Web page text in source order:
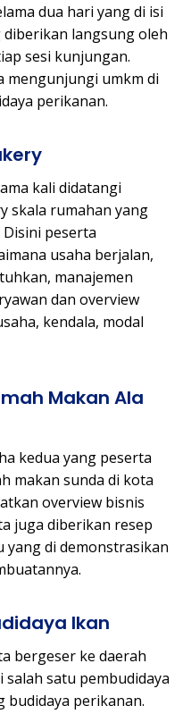
dua hari yang di isi
langsung oleh
sesi kunjungan.
mengunjungi umkm di
perikanan.
kali didatangi
skala rumahan yang
peserta
usaha berjalan,
manajemen
dan overview
kendala, modal
Makan Ala
kedua yang peserta
makan sunda di kota
overview bisnis
juga diberikan resep
yang di demonstrasikan
Ikan
bergeser ke daerah
satu pembudidaya
budidaya perikanan.